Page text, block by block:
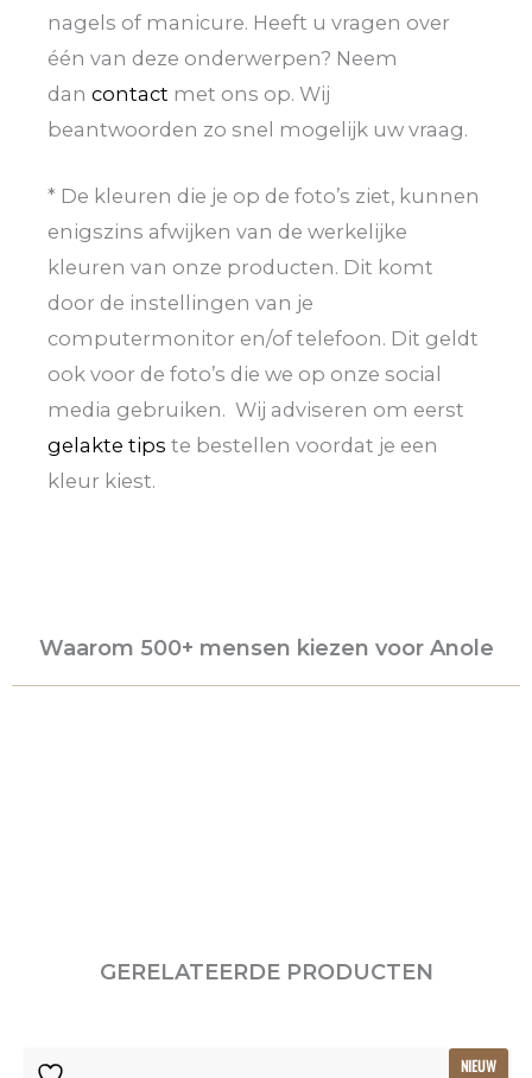
nagels of manicure. Heeft u vragen over
één van deze onderwerpen? Neem
dan contact met ons op. Wij
beantwoorden zo snel mogelijk uw vraag.
* De kleuren die je op de foto’s ziet, kunnen
enigszins afwijken van de werkelijke
kleuren van onze producten. Dit komt
door de instellingen van je
computermonitor en/of telefoon. Dit geldt
ook voor de foto’s die we op onze social
media gebruiken. Wij adviseren om eerst
gelakte tips te bestellen voordat je een
kleur kiest.
Waarom 500+ mensen kiezen voor Anole
GERELATEERDE PRODUCTEN
NIEUW